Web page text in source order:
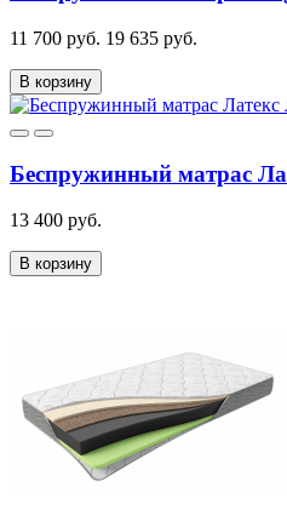
11 700 руб. 19 635 руб.
В корзину
Беспружинный матрас
13 400 руб.
В корзину